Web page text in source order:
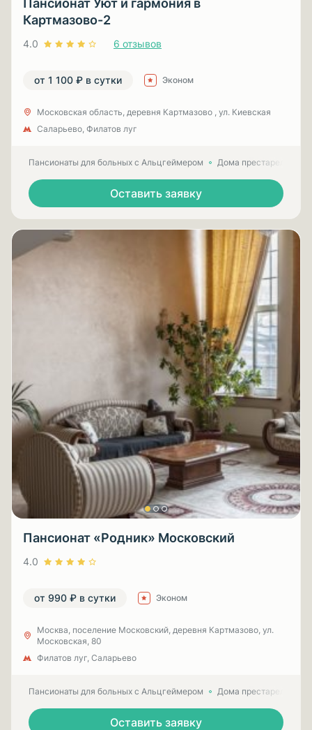
Пансионат Уют и гармония в
Картмазово-2
4.0 6 отзывов
от 1 100 ₽ в сутки Эконом
Московская область, деревня Картмазово , ул. Киевская
Саларьево, Филатов луг
Пансионаты для больных с Альцгеймером Дома престарелых
Оставить заявку
Пансионат «Родник» Московский
4.0
от 990 ₽ в сутки Эконом
Москва, поселение Московский, деревня Картмазово, ул.
Московская, 80
Филатов луг, Саларьево
Пансионаты для больных с Альцгеймером Дома престарелых
Оставить заявку